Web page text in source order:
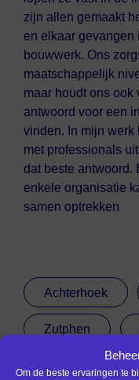
Om de beste ervaringen te
zijn allen gemaakt
en elkaar
bouwwerk. Ons
maatschappelijk
maar houdt ons ook
antwoord voor een
vinden. In mijn werk
met professionals
dat beste antwoord.
enkele organisatie
samen optrekken
Achterhoek
Zutphen